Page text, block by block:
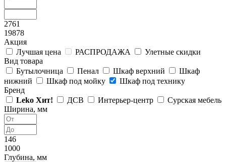
2761
19878
Акция
Лучшая цена
РАСПРОДАЖА
Улетные скидки
Вид товара
Бутылочница
Пенал Шкаф верхний
Шкаф
нижний
Шкаф под мойку
Шкаф под технику
Бренд
Leko Хит! ДСВ Интерьер-центр
Сурская мебель
Ширина, мм
146
1000
Глубина, мм